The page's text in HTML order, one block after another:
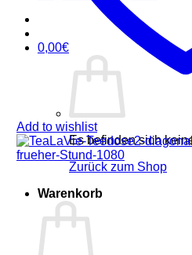
0,00€
Es befinden sich
Zurück zum Shop
Warenkorb
Add to wishlist